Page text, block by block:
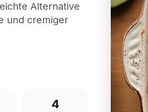
Alternative
und cremiger
4